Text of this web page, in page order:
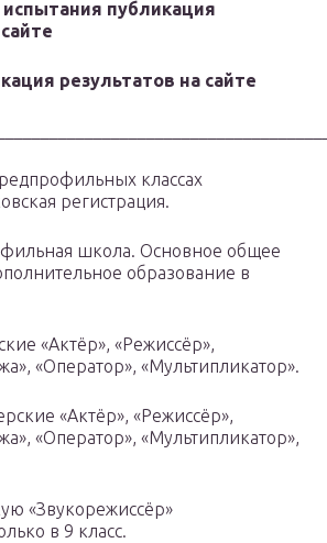
публикация
результатов на сайте
классах
регистрация.
школа. Основное общее
образование в
«Актёр», «Режиссёр»,
«Оператор», «Мультипликатор».
«Актёр», «Режиссёр»,
«Оператор», «Мультипликатор»,
«Звукорежиссёр»
в 9 класс.